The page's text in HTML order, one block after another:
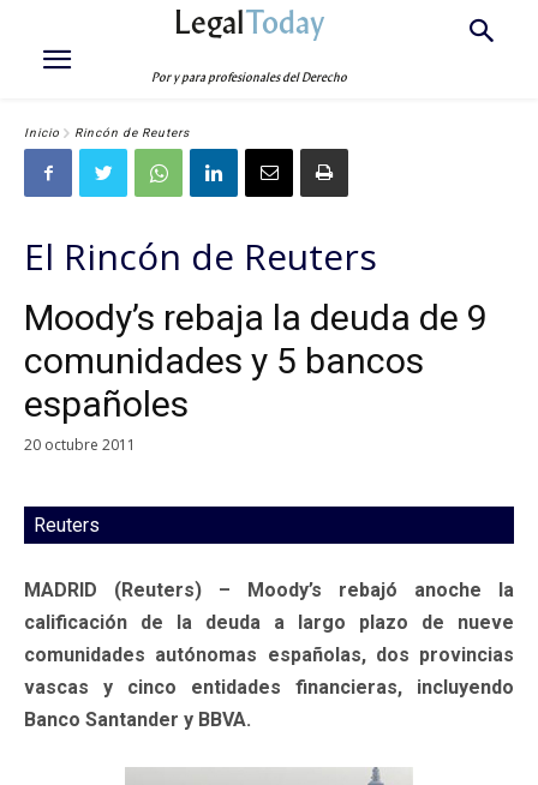
LegalToday
Por y para profesionales del Derecho
Inicio Rincón de Reuters
El Rincón de Reuters
Moody’s rebaja la deuda de 9
comunidades y 5 bancos
españoles
20 octubre 2011
Reuters
MADRID (Reuters) – Moody’s rebajó anoche la
calificación de la deuda a largo plazo de nueve
comunidades autónomas españolas, dos provincias
vascas y cinco entidades financieras, incluyendo
Banco Santander y BBVA.